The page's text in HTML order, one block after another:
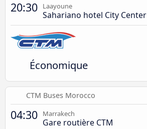
20:30 Laayoune
Sahariano hotel City Center
Économique
CTM Buses Morocco
04:30 Marrakech
Gare routière CTM